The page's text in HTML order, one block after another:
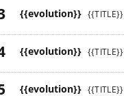
{{evolution}} {{TITLE}}
{{evolution}} {{TITLE}}
{{evolution}} {{TITLE}}